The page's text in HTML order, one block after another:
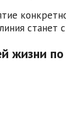
станет
жизни